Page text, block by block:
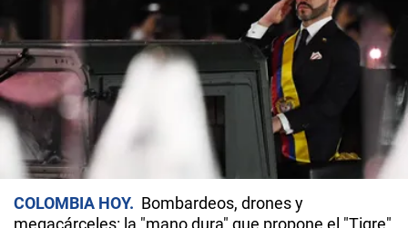
COLOMBIA HOY
Bombardeos, drones y
megacárceles: la "mano dura" que propone el "Tigre"